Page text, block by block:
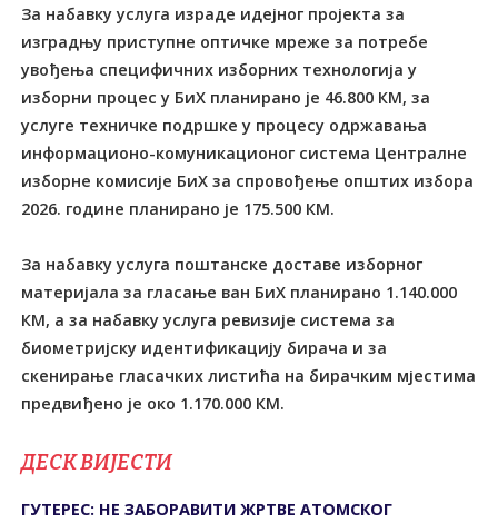
За набавку услуга израде идејног пројекта за
изградњу приступне оптичке мреже за потребе
увођења специфичних изборних технологија у
изборни процес у БиХ планирано је 46.800 КМ, за
услуге техничке подршке у процесу одржавања
информационо-комуникационог система Централне
изборне комисије БиХ за спровођење oпштих избора
2026. године планирано је 175.500 КМ.
За набавку услуга поштанске доставе изборног
материјала за гласање ван БиХ планирано 1.140.000
КМ, а за набавку услуга ревизије система за
биометријску идентификацију бирача и за
скенирање гласачких листића на бирачким мјестима
предвиђено је око 1.170.000 КМ.
ДЕСК ВИЈЕСТИ
ГУТЕРЕС: НЕ ЗАБОРАВИТИ ЖРТВЕ АТОМСКОГ